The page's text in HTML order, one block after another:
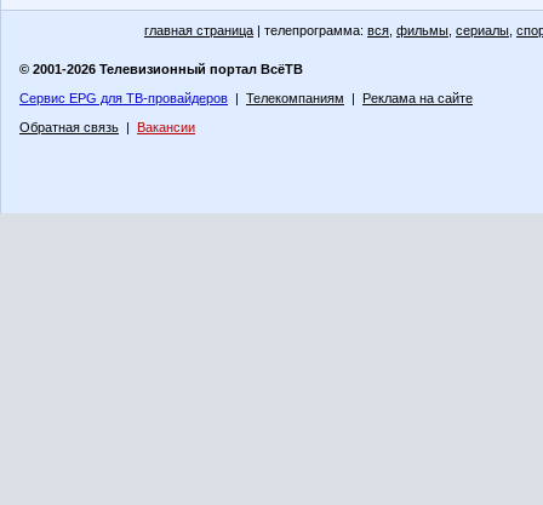
главная страница | телепрограмма: вся фильмы сериалы
© 2001-2026 Телевизионный портал ВсёТВ
Сервис EPG для ТВ-провайдеров | Телекомпаниям | Реклама на сайте
Обратная связь | Вакансии